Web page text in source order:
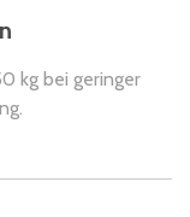
kg bei geringer